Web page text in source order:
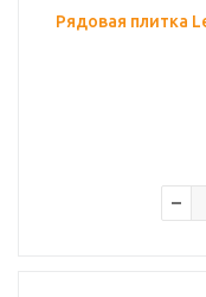
Рядовая плитка